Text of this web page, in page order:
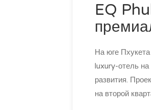
EQ
На юге
luxury-отель
развития.
на второй